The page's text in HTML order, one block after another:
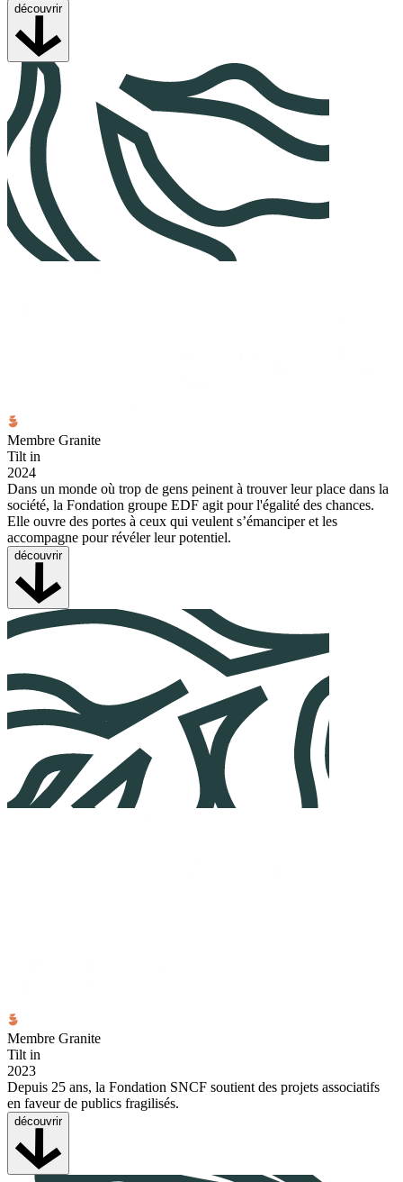
découvrir
Membre Granite
Tilt in
2024
Dans un monde où trop de gens peinent à trouver leur place dans la
société, la Fondation groupe EDF agit pour l'égalité des chances.
Elle ouvre des portes à ceux qui veulent s’émanciper et les
accompagne pour révéler leur potentiel.
découvrir
Membre Granite
Tilt in
2023
Depuis 25 ans, la Fondation SNCF soutient des projets associatifs
en faveur de publics fragilisés.
découvrir